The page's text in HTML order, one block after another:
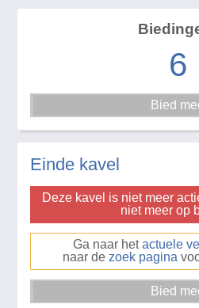
6
Einde kavel
Deze kavel is niet meer
niet meer op
Ga naar hetactuele
naar de zoek pagina